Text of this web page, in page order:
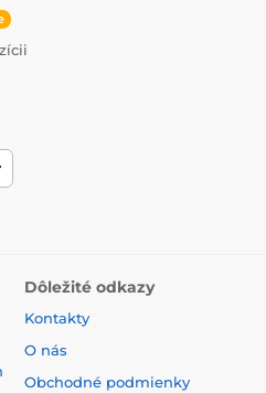
Dôležité odkazy
Kontakty
O nás
Obchodné podmienky